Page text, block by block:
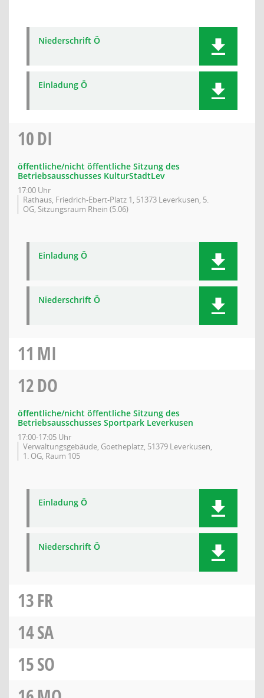
Niederschrift Ö
Einladung Ö
10DI
öffentliche/nicht öffentliche Sitzung des
Betriebsausschusses KulturStadtLev
17:00 Uhr
Rathaus, Friedrich-Ebert-Platz 1, 51373 Leverkusen, 5.
OG, Sitzungsraum Rhein (5.06)
Einladung Ö
Niederschrift Ö
11 MI
12DO
öffentliche/nicht öffentliche Sitzung des
Betriebsausschusses Sportpark Leverkusen
17:00-17:05 Uhr
Verwaltungsgebäude, Goetheplatz, 51379 Leverkusen,
1. OG, Raum 105
Einladung Ö
Niederschrift Ö
13FR
14SA
15SO